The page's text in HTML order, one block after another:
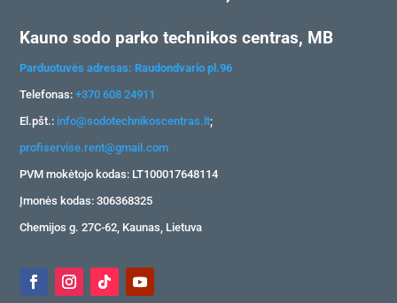
Kauno sodo parko technikos centras, MB
Parduotuvės adresas: Raudondvario pl.96
Telefonas:+370 608 24911
El.pšt.: info@sodotechnikoscentras.lt;
profiservise.rent@gmail.com
PVM mokėtojo kodas: LT100017648114
Įmonės kodas: 306368325
Chemijos g. 27C-62, Kaunas, Lietuva